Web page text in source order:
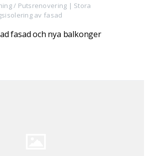
/ Putsrenovering | Stora
av fasad
fasad och nya balkonger